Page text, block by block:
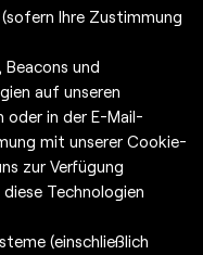
Ihre Zustimmung
Beacons und
auf unseren
in der E-Mail-
mit unserer Cookie-
zur Verfügung
Technologien
(einschließlich